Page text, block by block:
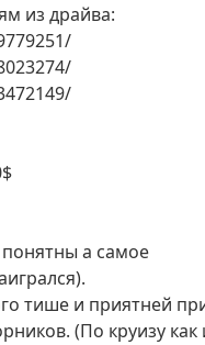
из драйва:
а самое
тише и приятней
(По круизу как